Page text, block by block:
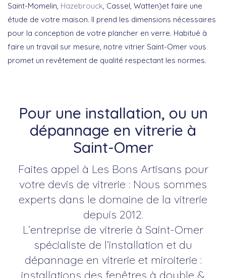
Saint-Momelin, Hazebrouck , Cassel, Watten)et faire une
étude de votre maison. Il prend les dimensions nécessaires
pour la conception de votre plancher en verre. Habitué à
faire un travail sur mesure, notre vitrier Saint-Omer vous
promet un revêtement de qualité respectant les normes.
Pour une installation, ou un
dépannage en vitrerie à
Saint-Omer
Faites appel à Les Bons Artisans pour
votre devis de vitrerie : Nous sommes
experts dans le domaine de la vitrerie
depuis 2012.
L’entreprise de vitrerie à Saint-Omer
spécialiste de l’installation et du
dépannage en vitrerie et miroiterie :
installations des fenêtres à double &